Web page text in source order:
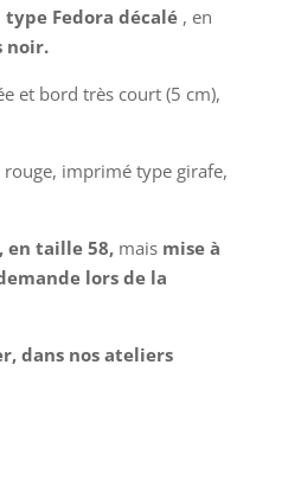
type Fedora décalé , en
noir.
et bord très court (5 cm),
imprimé type girafe,
, en taille 58,mais mise à
lors de la
dans nos ateliers